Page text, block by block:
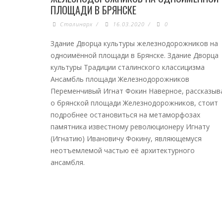
ПЛОЩАДИ В БРЯНСКЕ
Сталинарх / 16.03.2020 / 0
Здание Дворца культуры железнодорожников на
одноимённой площади в Брянске. Здание Дворца
культуры Традиции сталинского классицизма
Ансамбль площади Железнодорожников
Переменчивый Игнат Фокин Наверное,
о брянской площади Железнодорожников, стоит
подробнее остановиться на метаморфозах
памятника известному революционеру Игнату
(Игнатию) Ивановичу Фокину, являющемуся
неотъемлемой частью её архитектурного
ансамбля.